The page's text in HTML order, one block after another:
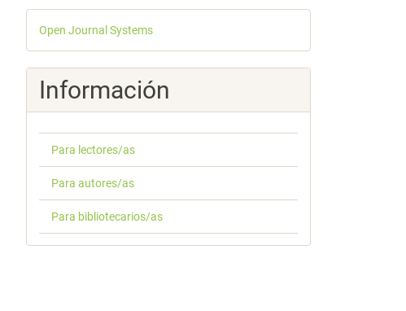
Desarrollado
por
Open Journal Systems
Información
Para lectores/as
Para autores/as
Para bibliotecarios/as